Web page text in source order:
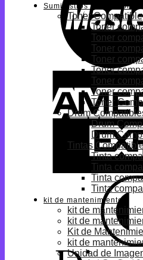
Suministros Compatibles
Toner Compatible
Toner
Toner
Toner
Toner
Toner
Toner
Toner
Toner
Drum
Drum
Drum
Tintas
Tinta
Tinta
Tinta
Tinta
kit de mantenimiento
kit de
kit de
Kit de
kit de
Unidad de